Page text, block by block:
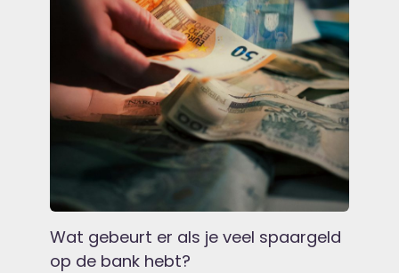
Wat gebeurt er als je veel spaargeld
op de bank hebt?